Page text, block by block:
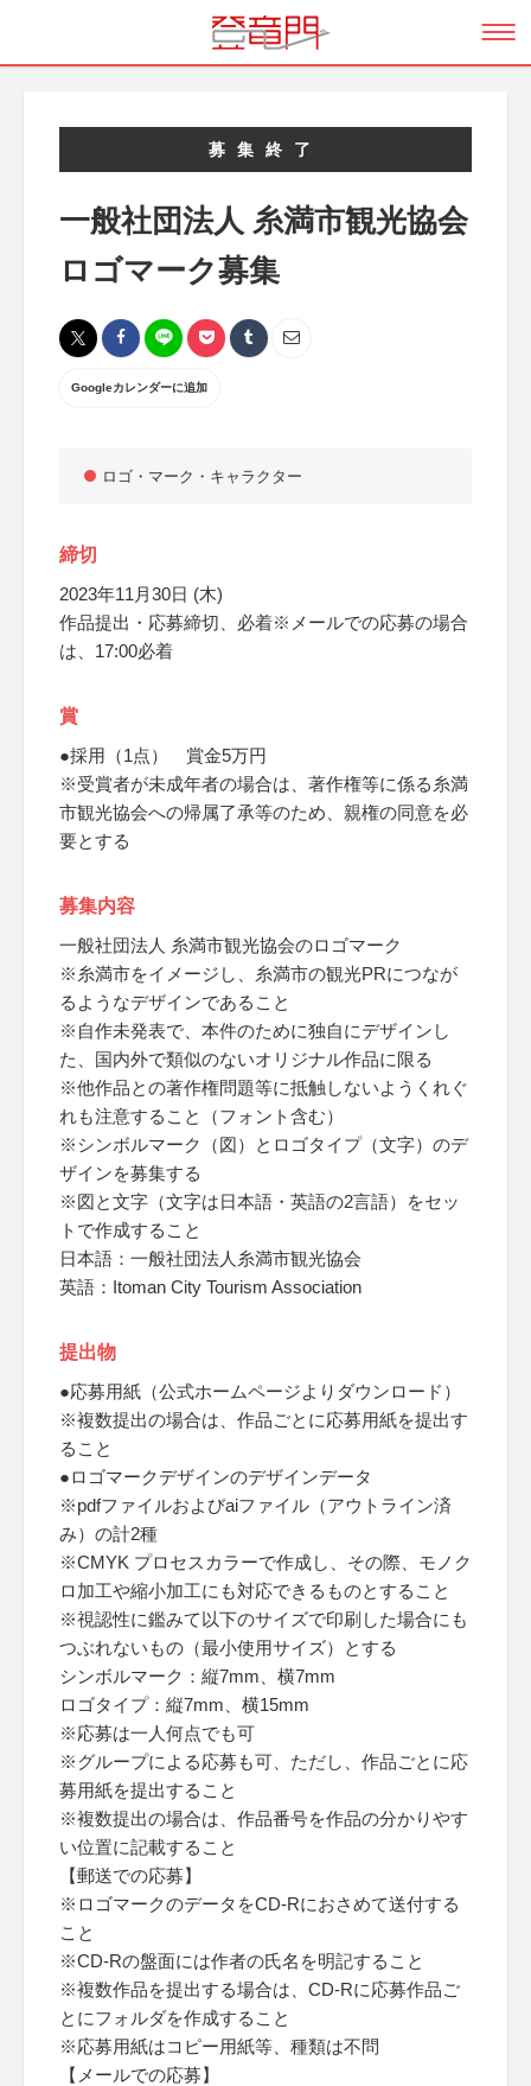
募集終了
一般社団法人 糸満市観光協会
ロゴマーク募集
Googleカレンダーに追加
ロゴ・マーク・キャラクター
締切
2023年11月30日 (木)
作品提出・応募締切、必着※メールでの応募の場合
は、17:00必着
賞
●採用（1点） 賞金5万円
※受賞者が未成年者の場合は、著作権等に係る糸満
市観光協会への帰属了承等のため、親権の同意を必
要とする
募集内容
一般社団法人 糸満市観光協会のロゴマーク
※糸満市をイメージし、糸満市の観光PRにつなが
るようなデザインであること
※自作未発表で、本件のために独自にデザインし
た、国内外で類似のないオリジナル作品に限る
※他作品との著作権問題等に抵触しないようくれぐ
れも注意すること（フォント含む）
※シンボルマーク（図）とロゴタイプ（文字）のデ
ザインを募集する
※図と文字（文字は日本語・英語の2言語）をセッ
トで作成すること
日本語：一般社団法人糸満市観光協会
英語：Itoman City Tourism Association
提出物
●応募用紙（公式ホームページよりダウンロード）
※複数提出の場合は、作品ごとに応募用紙を提出す
ること
●ロゴマークデザインのデザインデータ
※pdfファイルおよびaiファイル（アウトライン済
み）の計2種
※CMYK プロセスカラーで作成し、その際、モノク
ロ加工や縮小加工にも対応できるものとすること
※視認性に鑑みて以下のサイズで印刷した場合にも
つぶれないもの（最小使用サイズ）とする
シンボルマーク：縦7mm、横7mm
ロゴタイプ：縦7mm、横15mm
※応募は一人何点でも可
※グループによる応募も可、ただし、作品ごとに応
募用紙を提出すること
※複数提出の場合は、作品番号を作品の分かりやす
い位置に記載すること
【郵送での応募】
※ロゴマークのデータをCD-Rにおさめて送付する
こと
※CD-Rの盤面には作者の氏名を明記すること
※複数作品を提出する場合は、CD-Rに応募作品ご
とにフォルダを作成すること
※応募用紙はコピー用紙等、種類は不問
【メールでの応募】